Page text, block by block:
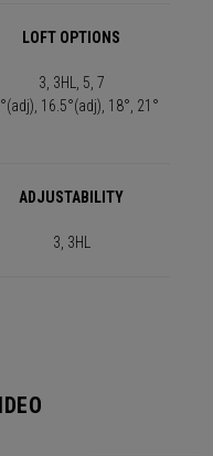
LOFT OPTIONS
3, 3HL, 5, 7
16.5°(adj), 18°, 21°
ADJUSTABILITY
3, 3HL